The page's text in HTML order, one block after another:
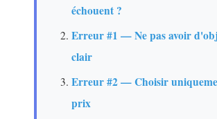
échouent ?
Erreur #1 — Ne pas avoir
clair
Erreur #2 — Choisir
prix